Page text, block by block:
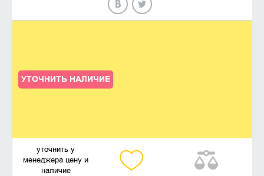
УТОЧНИТЬ НАЛИЧИЕ
уточнить у
менеджера цену и
наличие